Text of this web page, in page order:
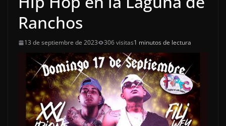
Ranchos
13 de septiembre de 2023 306 visitas1 minutos de lectura